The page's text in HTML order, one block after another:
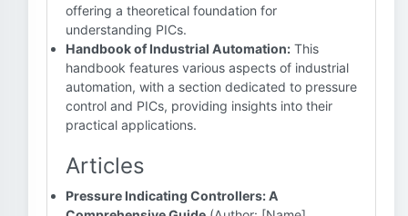
offering a theoretical foundation for
understanding PICs.
Handbook of Industrial Automation: This
handbook features various aspects of industrial
automation, with a section dedicated to pressure
control and PICs, providing insights into their
practical applications.
Articles
Pressure Indicating Controllers: A